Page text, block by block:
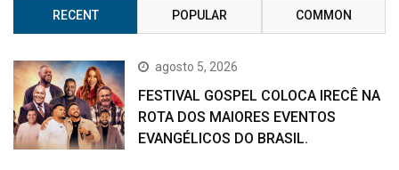
RECENT POPULAR COMMON
agosto 5, 2026
FESTIVAL GOSPEL COLOCA IRECÊ NA
ROTA DOS MAIORES EVENTOS
EVANGÉLICOS DO BRASIL.